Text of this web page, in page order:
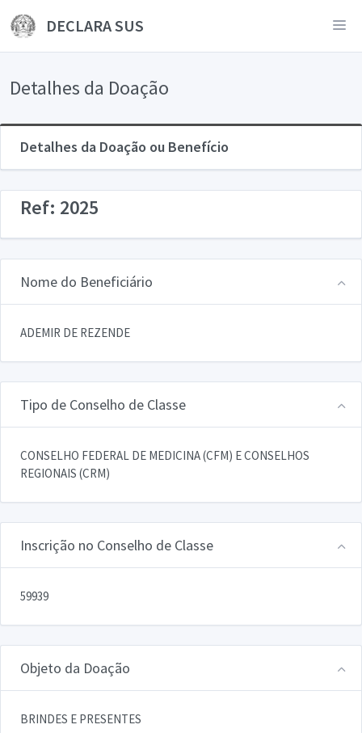
DECLARA SUS
Detalhes da Doação
Detalhes da Doação ou Benefício
Ref: 2025
Nome do Beneficiário
ADEMIR DE REZENDE
Tipo de Conselho de Classe
CONSELHO FEDERAL DE MEDICINA (CFM) E CONSELHOS
REGIONAIS (CRM)
Inscrição no Conselho de Classe
59939
Objeto da Doação
BRINDES E PRESENTES